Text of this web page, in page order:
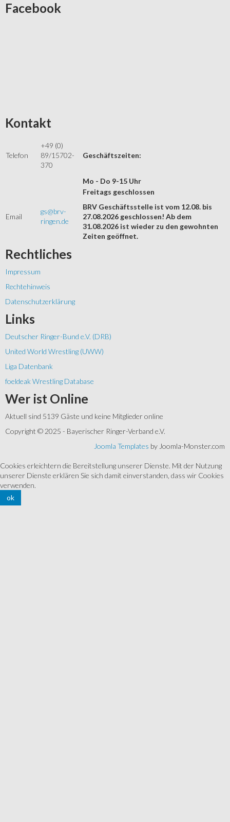
Facebook
Kontakt
Telefon
+49 (0)
89/15702-
370
Geschäftszeiten:
Mo - Do 9-15 Uhr
Email
gs@brv-
ringen.de
Freitags geschlossen
BRV Geschäftsstelle ist vom 12.08. bis
27.08.2026 geschlossen! Ab dem
31.08.2026 ist wieder zu den gewohnten
Zeiten geöffnet.
Rechtliches
Impressum
Rechtehinweis
Datenschutzerklärung
Links
Deutscher Ringer-Bund e.V. (DRB)
United World Wrestling (UWW)
Liga Datenbank
foeldeak Wrestling Database
Wer ist Online
Aktuell sind 5139 Gäste und keine Mitglieder online
Copyright © 2025 - Bayerischer Ringer-Verband e.V.
Joomla Templates by Joomla-Monster.com
Cookies erleichtern die Bereitstellung unserer Dienste. Mit der Nutzung
unserer Dienste erklären Sie sich damit einverstanden, dass wir Cookies
verwenden.
ok